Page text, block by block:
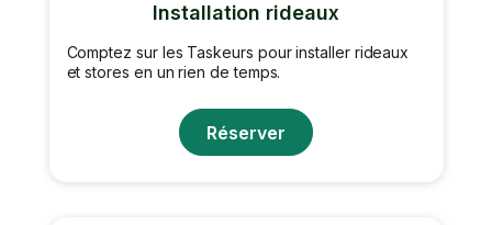
Installation rideaux
Comptez sur les Taskeurs pour installer rideaux
et stores en un rien de temps.
Réserver